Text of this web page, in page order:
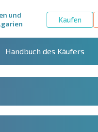
und
Kaufen
Handbuch des Käufers